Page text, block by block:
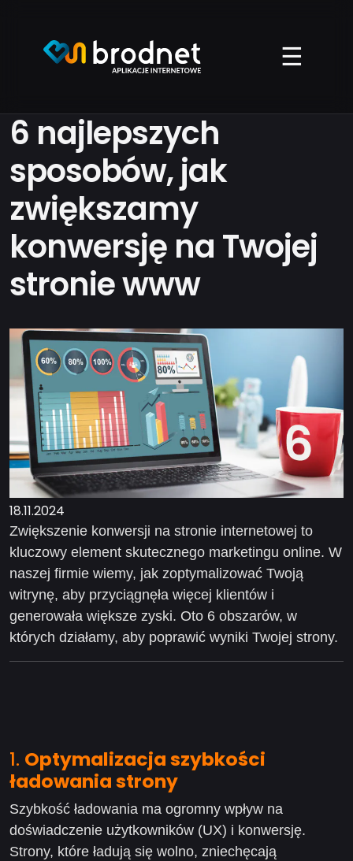
☰
6 najlepszych
sposobów, jak
zwiększamy
konwersję na Twojej
stronie www
18.11.2024
Zwiększenie konwersji na stronie internetowej to
kluczowy element skutecznego marketingu online. W
naszej firmie wiemy, jak zoptymalizować Twoją
witrynę, aby przyciągnęła więcej klientów i
generowała większe zyski. Oto 6 obszarów, w
których działamy, aby poprawić wyniki Twojej strony.
1. Optymalizacja szybkości
ładowania strony
Szybkość ładowania ma ogromny wpływ na
doświadczenie użytkowników (UX) i konwersję.
Strony, które ładują się wolno, zniechęcają